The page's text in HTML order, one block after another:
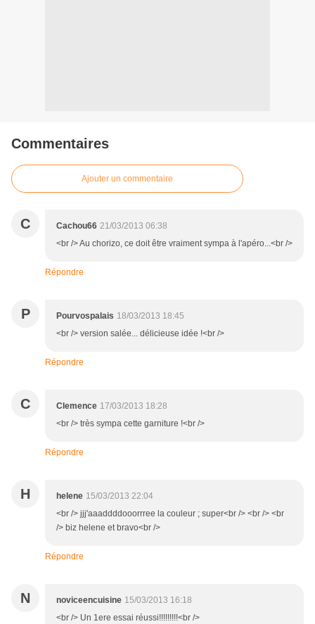
Commentaires
Ajouter un commentaire
C Cachou66 21/03/2013 06:38
<br /> Au chorizo, ce doit être vraiment sympa à l'apéro...<br />
Répondre
P Pourvospalais 18/03/2013 18:45
<br /> version salée... délicieuse idée !<br />
Répondre
C Clemence 17/03/2013 18:28
<br /> très sympa cette garniture !<br />
Répondre
H helene 15/03/2013 22:04
<br /> jjj'aaaddddooorrree la couleur ; super<br /> <br /> <br
/> biz helene et bravo<br />
Répondre
N noviceencuisine 15/03/2013 16:18
<br /> Un 1ere essai réussi!!!!!!!!!<br />